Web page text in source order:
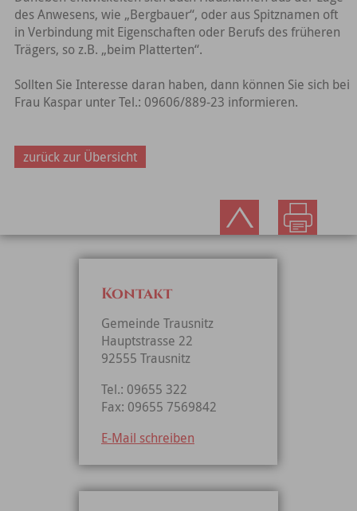
des Anwesens, wie „Bergbauer“, oder aus Spitznamen oft
in Verbindung mit Eigenschaften oder Berufs des früheren
Trägers, so z.B. „beim Platterten“.
Sollten Sie Interesse daran haben, dann können Sie sich bei
Frau Kaspar unter Tel.: 09606/889-23 informieren.
zurück zur Übersicht
Kontakt
Gemeinde Trausnitz
Hauptstrasse 22
92555 Trausnitz
Tel.: 09655 322
Fax: 09655 7569842
E-Mail schreiben